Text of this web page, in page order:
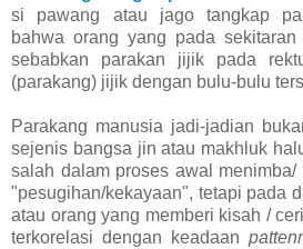
si pawang atau jago tangkap
bahwa orang yang pada
sebabkan parakan jijik pada
(parakang) jijik dengan bulu-bulu
Parakang manusia jadi-jadian
sejenis bangsa jin atau makhluk
salah dalam proses awal menimba/
"pesugihan/kekayaan", tetapi pada
atau orang yang memberi kisah /
terkorelasi dengan keadaan